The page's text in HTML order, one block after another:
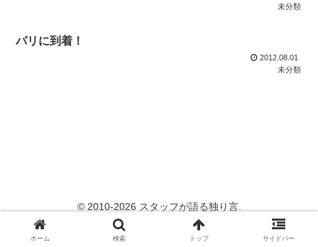
未分類
パリに到着！
2012.08.01
未分類
© 2010-2026 スタッフが語る独り言.
ホーム 検索 トップ サイドバー